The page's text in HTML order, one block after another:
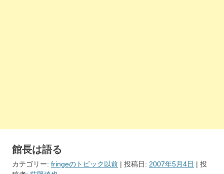
館長は語る
カテゴリー: fringeのトピック以前 | 投稿日: 2007年5月4日 | 投